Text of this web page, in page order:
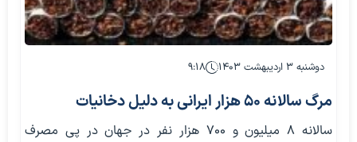
دوشنبه ۳ اردیبهشت ۱۴۰۳ ۹:۱۸
مرگ سالانه ۵۰ هزار ایرانی به دلیل دخانیات
سالانه ۸ میلیون و ۷۰۰ هزار نفر در جهان در پی مصرف